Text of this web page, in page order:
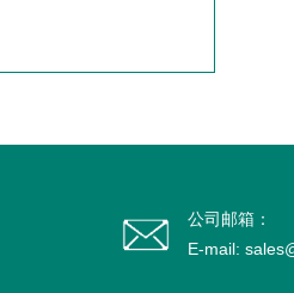
公司邮箱：
E-mail: